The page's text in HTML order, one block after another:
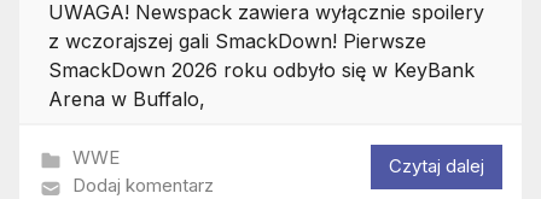
UWAGA! Newspack zawiera wyłącznie spoilery
z wczorajszej gali SmackDown! Pierwsze
SmackDown 2026 roku odbyło się w KeyBank
Arena w Buffalo,
WWE
Dodaj komentarz
Czytaj dalej